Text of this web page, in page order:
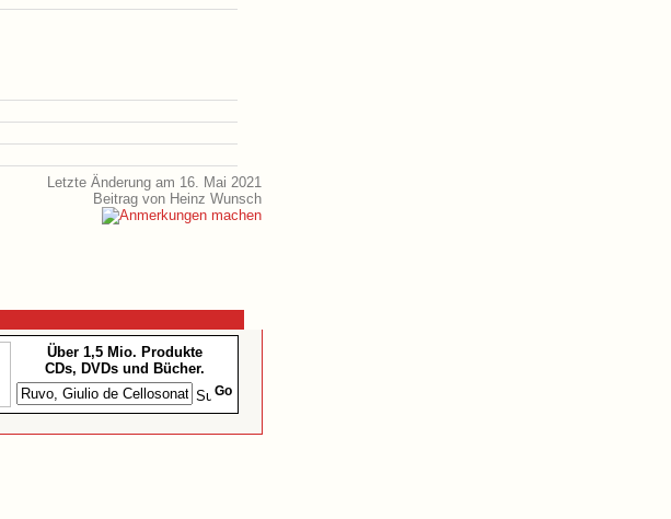
Letzte Änderung am 16. Mai 2021
Beitrag von Heinz Wunsch
Über 1,5 Mio. Produkte
CDs, DVDs und Bücher.
Go